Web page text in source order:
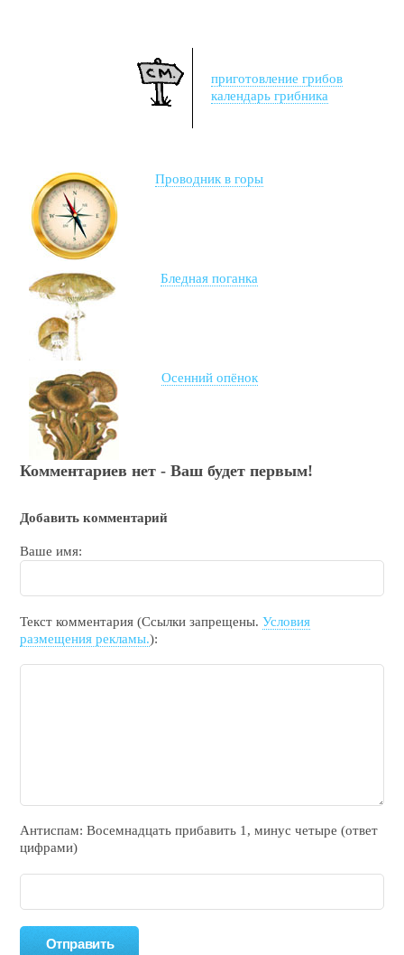
приготовление грибов
календарь грибника
Проводник в горы
Бледная поганка
Осенний опёнок
Комментариев нет - Ваш будет первым!
Добавить комментарий
Ваше имя:
Текст комментария (Ссылки запрещены.Условия
размещения рекламы.):
Антиспам: Воceмнадцать прибaвить 1, минyc чeтырe (ответ
цифрами)